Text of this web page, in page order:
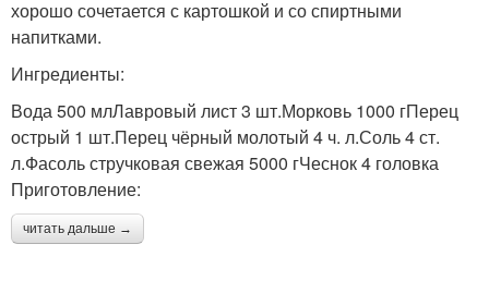
хорошо сочетается с картошкой и со спиртными
напитками.
Ингредиенты:
Вода 500 млЛавровый лист 3 шт.Морковь 1000 гПерец
острый 1 шт.Перец чёрный молотый 4 ч. л.Соль 4 ст.
л.Фасоль стручковая свежая 5000 гЧеснок 4 головка
Приготовление:
читать дальше →